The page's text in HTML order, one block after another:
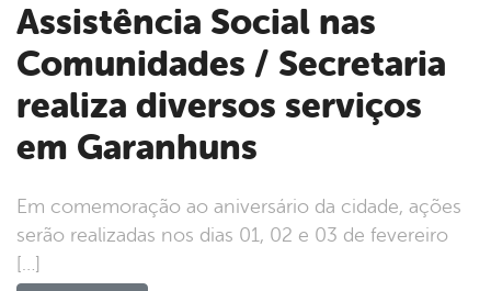
Assistência Social nas
Comunidades / Secretaria
realiza diversos serviços
em Garanhuns
Em comemoração ao aniversário da cidade, ações
serão realizadas nos dias 01, 02 e 03 de fevereiro
[…]